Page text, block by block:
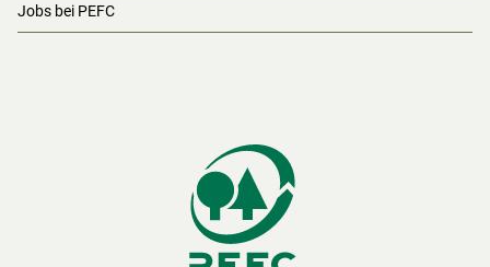
Jobs bei PEFC